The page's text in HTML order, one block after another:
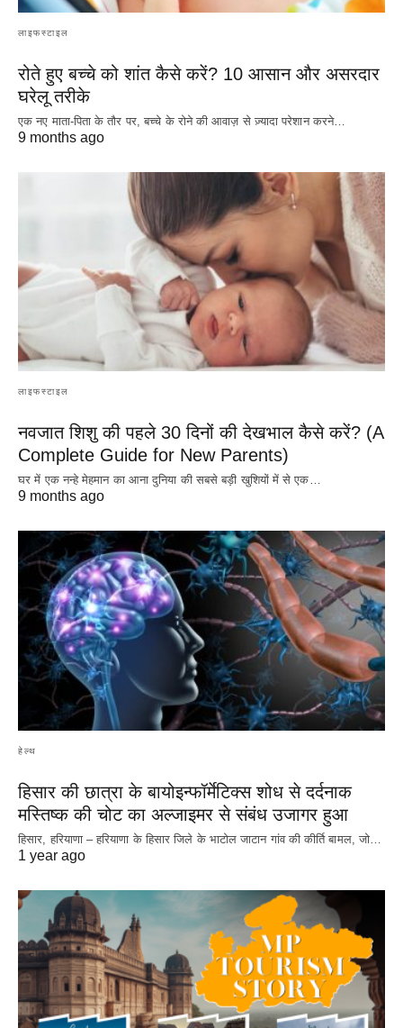
लाइफस्टाइल
रोते हुए बच्चे को शांत कैसे करें? 10 आसान और असरदार
घरेलू तरीके
एक नए माता-पिता के तौर पर, बच्चे के रोने की आवाज़ से ज़्यादा परेशान करने…
9 months ago
लाइफस्टाइल
नवजात शिशु की पहले 30 दिनों की देखभाल कैसे करें? (A
Complete Guide for New Parents)
घर में एक नन्हे मेहमान का आना दुनिया की सबसे बड़ी खुशियों में से एक…
9 months ago
हेल्थ
हिसार की छात्रा के बायोइन्फॉर्मेटिक्स शोध से दर्दनाक
मस्तिष्क की चोट का अल्जाइमर से संबंध उजागर हुआ
हिसार, हरियाणा – हरियाणा के हिसार जिले के भाटोल जाटान गांव की कीर्ति बामल, जो…
1 year ago